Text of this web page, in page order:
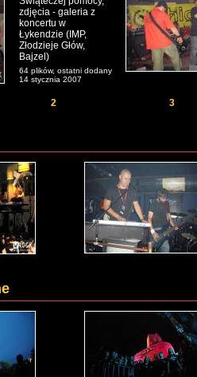
zdjęcia - galeria z
koncertu w
Łykendzie (IMP,
Złodzieje Głów,
Bajzel)
64 plików, ostatni dodany
14 stycznia 2007
2 3